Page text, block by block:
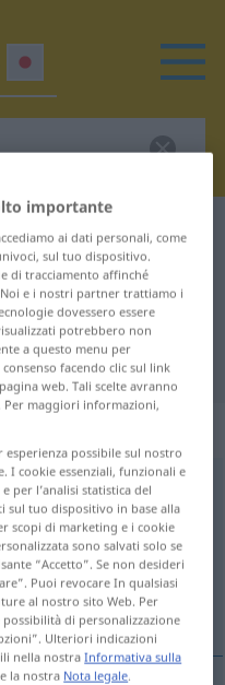
dividieren
Giapponese
Giapponese
dettagli)
importante
ai dati personali, come
sul tuo dispositivo.
di tracciamento affinché
e i nostri partner trattiamo i
dovessero essere
potrebbero non
a questo menu per
facendo clic sul link
web. Tali scelte avranno
maggiori informazioni,
possibile sul nostro
I cookie essenziali, funzionali e
per l’analisi statistica del
sul tuo dispositivo in base alla
scopi di marketing e i cookie
sono salvati solo se
“Accetto”. Se non desideri
Puoi revocare In qualsiasi
al nostro sito Web. Per
di personalizzazione
Ulteriori indicazioni
nella nostraInformativa sulla
la nostra Nota legale.